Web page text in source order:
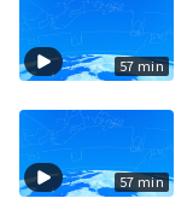
57 min
57 min